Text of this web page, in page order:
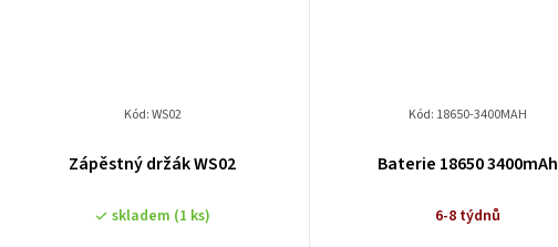
Zápěstný držák WS02
skladem (1 ks)
Kód:WS02
Baterie 18650 3400mAh
6-8 týdnů
Kód: 18650-3400MAH